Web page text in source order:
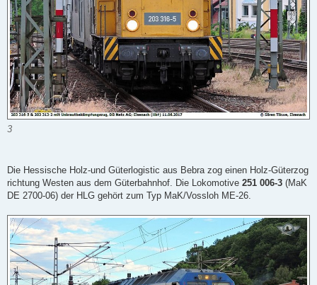
3
Die Hessische Holz-und Güterlogistic aus Bebra zog einen Holz-Güterzog
richtung Westen aus dem Güterbahnhof. Die Lokomotive 251 006-3 (MaK
DE 2700-06) der HLG gehört zum Typ MaK/Vossloh ME-26.